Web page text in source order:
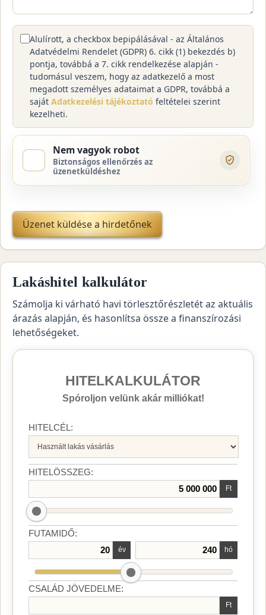
Alulírott, a checkbox bepipálásával - az Általános
Adatvédelmi Rendelet (GDPR) 6. cikk (1) bekezdés b)
pontja, továbbá a 7. cikk rendelkezése alapján -
tudomásul veszem, hogy az adatkezelő a most
megadott személyes adataimat a GDPR, továbbá a
saját Adatkezelési tájékoztató feltételei szerint
kezelheti.
Nem vagyok robot
Biztonságos ellenőrzés az
üzenetküldéshez
Üzenet küldése a hirdetőnek
Lakáshitel kalkulátor
Számolja ki várható havi törlesztőrészletét az aktuális
árazás alapján, és hasonlítsa össze a finanszírozási
lehetőségeket.